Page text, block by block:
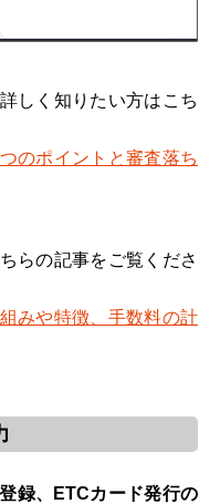
しく知りたい方はこち
のポイントと審査落ち
らの記事をご覧くださ
みや特徴、手数料の計
録、ETCカード発行の